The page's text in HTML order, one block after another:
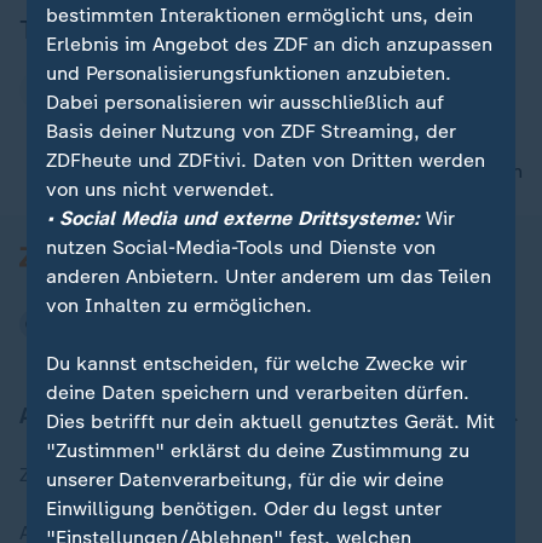
Thema
Bundeswehr
nach oben
Aktuell bei ZDFheute
Zuletzt veröffentlicht
Aktuelle Sendungs-Videos
bestimmten Interaktionen ermöglicht uns, dein
Erlebnis im Angebot des ZDF an dich anzupassen
und Personalisierungsfunktionen anzubieten.
Dabei personalisieren wir ausschließlich auf
Basis deiner Nutzung von ZDF Streaming, der
ZDFheute und ZDFtivi. Daten von Dritten werden
von uns nicht verwendet.
• Social Media und externe Drittsysteme:Wir
nutzen Social-Media-Tools und Dienste von
anderen Anbietern. Unter anderem um das Teilen
von Inhalten zu ermöglichen.
Du kannst entscheiden, für welche Zwecke wir
deine Daten speichern und verarbeiten dürfen.
Dies betrifft nur dein aktuell genutztes Gerät. Mit
"Zustimmen" erklärst du deine Zustimmung zu
unserer Datenverarbeitung, für die wir deine
Einwilligung benötigen. Oder du legst unter
"Einstellungen/Ablehnen" fest, welchen